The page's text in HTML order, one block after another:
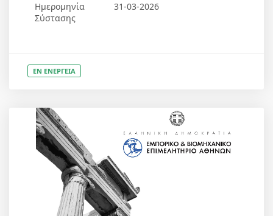
Ημερομηνία
Σύστασης
31-03-2026
ΕΝ ΕΝΕΡΓΕΙΑ